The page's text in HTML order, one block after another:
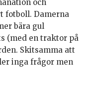
och
fotboll. Damerna
bära gul
(med en traktor på
Skitsamma att
inga frågor men